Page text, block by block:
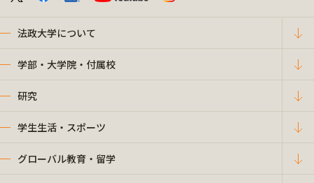
法政大学について
学部・大学院・付属校
研究
学生生活・スポーツ
グローバル教育・留学